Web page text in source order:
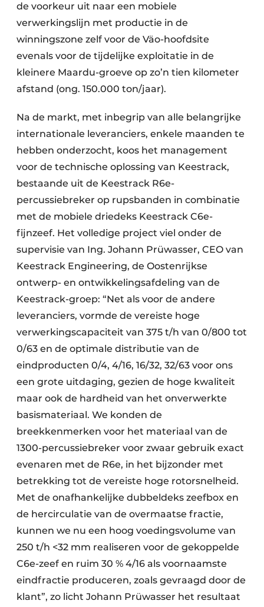
de voorkeur uit naar een mobiele
verwerkingslijn met productie in de
winningszone zelf voor de Väo-hoofdsite
evenals voor de tijdelijke exploitatie in de
kleinere Maardu-groeve op zo’n tien kilometer
afstand (ong. 150.000 ton/jaar).
Na de markt, met inbegrip van alle belangrijke
internationale leveranciers, enkele maanden te
hebben onderzocht, koos het management
voor de technische oplossing van Keestrack,
bestaande uit de Keestrack R6e-
percussiebreker op rupsbanden in combinatie
met de mobiele driedeks Keestrack C6e-
fijnzeef. Het volledige project viel onder de
supervisie van Ing. Johann Prüwasser, CEO van
Keestrack Engineering, de Oostenrijkse
ontwerp- en ontwikkelingsafdeling van de
Keestrack-groep: “Net als voor de andere
leveranciers, vormde de vereiste hoge
verwerkingscapaciteit van 375 t/h van 0/800 tot
0/63 en de optimale distributie van de
eindproducten 0/4, 4/16, 16/32, 32/63 voor ons
een grote uitdaging, gezien de hoge kwaliteit
maar ook de hardheid van het onverwerkte
basismateriaal. We konden de
breekkenmerken voor het materiaal van de
1300-percussiebreker voor zwaar gebruik exact
evenaren met de R6e, in het bijzonder met
betrekking tot de vereiste hoge rotorsnelheid.
Met de onafhankelijke dubbeldeks zeefbox en
de hercirculatie van de overmaatse fractie,
kunnen we nu een hoog voedingsvolume van
250 t/h <32 mm realiseren voor de gekoppelde
C6e-zeef en ruim 30 % 4/16 als voornaamste
eindfractie produceren, zoals gevraagd door de
klant”, zo licht Johann Prüwasser het resultaat